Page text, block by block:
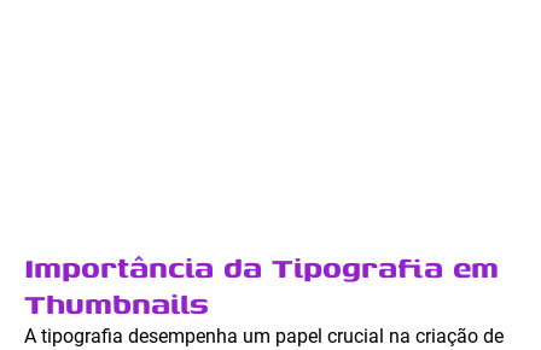
Importância da Tipografia em
Thumbnails
A tipografia desempenha um papel crucial na criação de